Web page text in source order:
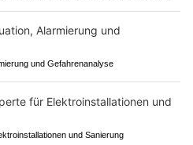
und Gefahrenanalyse
und Sanierung